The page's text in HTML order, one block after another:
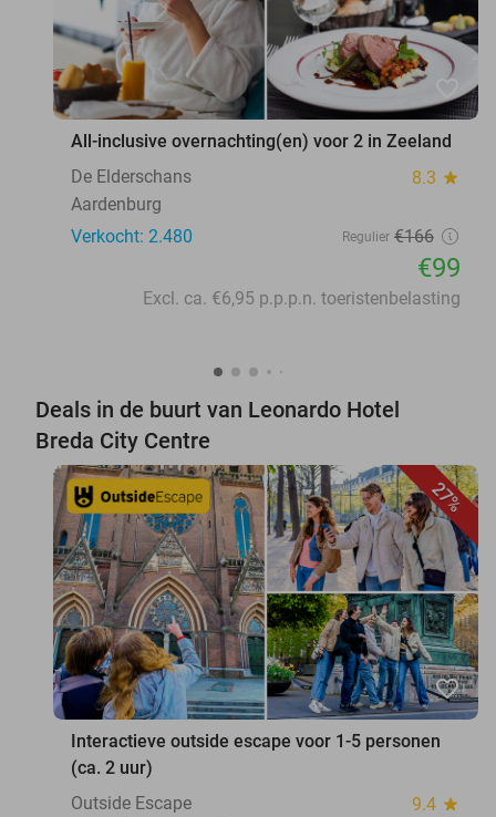
favorite_border
All-inclusive overnachting(en) voor 2 in Zeeland
De Elderschans
8.3 star
Aardenburg
Verkocht: 2.480
Regulier €166
€99
Excl. ca. €6,95 p.p.p.n. toeristenbelasting
Deals in de buurt van Leonardo Hotel
Breda City Centre
27%
favorite_border
Interactieve outside escape voor 1-5 personen
(ca. 2 uur)
Outside Escape
9.4 star